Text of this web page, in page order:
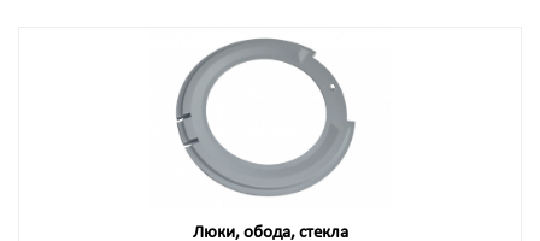
Люки, обода, стекла